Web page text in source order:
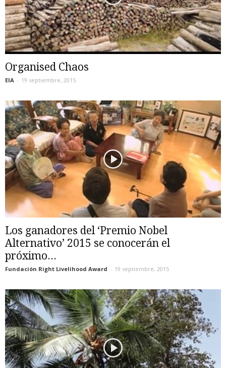
Organised Chaos
EIA - 19 septiembre, 2015
Los ganadores del ‘Premio Nobel
Alternativo’ 2015 se conocerán el
próximo...
Fundación Right Livelihood Award - 19 septiembre, 2015